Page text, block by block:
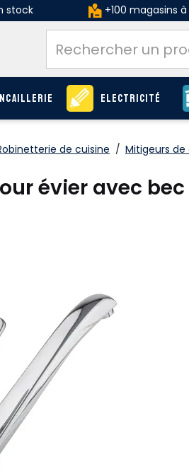
stock +100 magasins
Electricité
de cuisine / Mitigeurs de
évier avec bec